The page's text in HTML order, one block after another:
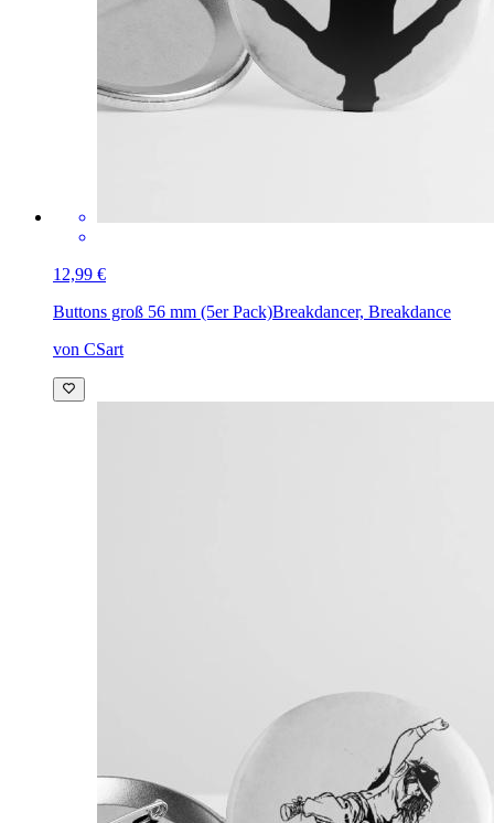
12,99 €
Buttons groß 56 mm (5er Pack)Breakdancer, Breakdance
von CSart